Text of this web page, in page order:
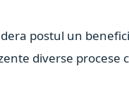
postul un
diverse procese